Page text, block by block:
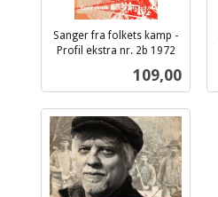
Sanger fra folkets kamp -
Profil ekstra nr. 2b 1972
Pris
109,00